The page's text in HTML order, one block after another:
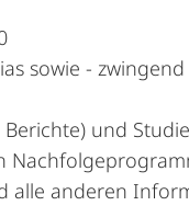
sowie -
und
alle anderen